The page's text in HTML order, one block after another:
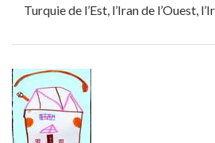
Turquie de l’Est, l’Iran de l’Ouest,